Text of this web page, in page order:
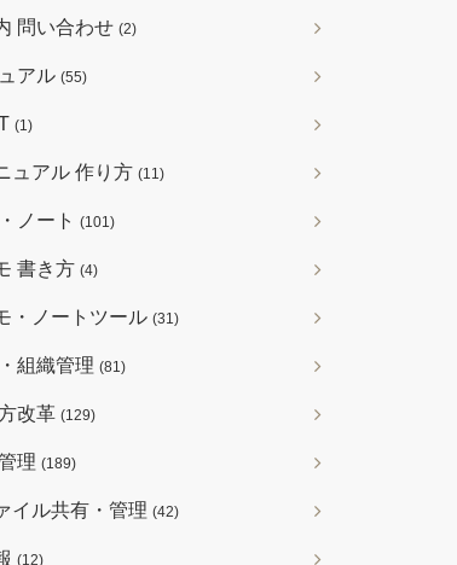
問い合わせ (2)
アル (55)
(1)
ュアル 作り方 (11)
ノート (101)
書き方 (4)
・ノートツール (31)
組織管理 (81)
改革 (129)
理 (189)
イル共有・管理 (42)
(12)